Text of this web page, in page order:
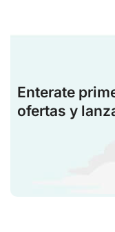
Enterate
ofertas y